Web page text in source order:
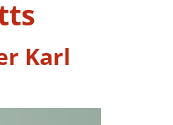
Karl